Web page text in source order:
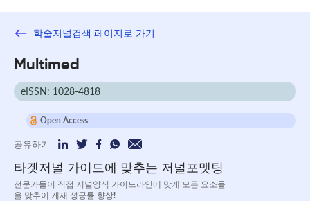
학술저널검색 페이지로 가기
Multimed
eISSN: 1028-4818
Open Access
공유하기
타겟저널 가이드에 맞추는 저널포맷팅
전문가들이 직접 저널양식 가이드라인에 맞게 모든 요소들
을 맞추어 게재 성공률 향상!